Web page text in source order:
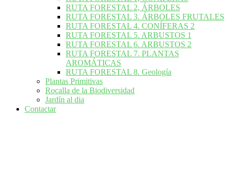
RUTA FORESTAL 2, ÁRBOLES
RUTA FORESTAL 3. ÁRBOLES FRUTALES
RUTA FORESTAL 4. CONÍFERAS 2
RUTA FORESTAL 5. ARBUSTOS 1
RUTA FORESTAL 6. ARBUSTOS 2
RUTA FORESTAL 7. PLANTAS
AROMÁTICAS
RUTA FORESTAL 8. Geología
Plantas Primitivas
Rocalla de la Biodiversidad
Jardín al dia
Contactar